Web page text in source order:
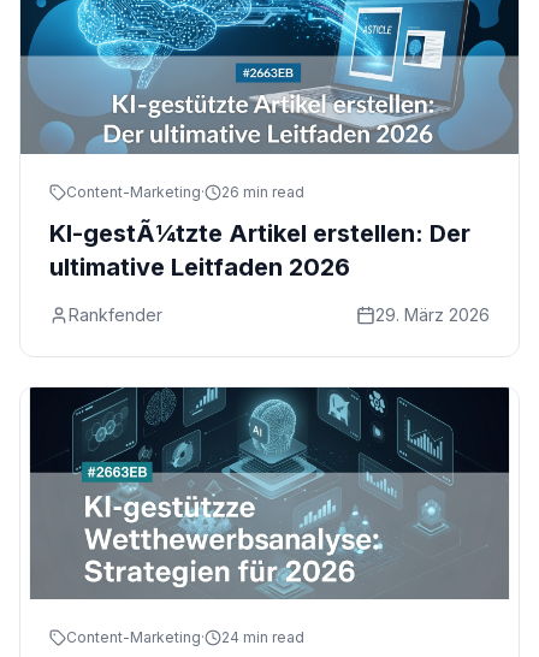
Content-Marketing· 26 min read
KI-gestÃ¼tzte Artikel erstellen: Der
ultimative Leitfaden 2026
Rankfender 29. März 2026
Content-Marketing· 24 min read